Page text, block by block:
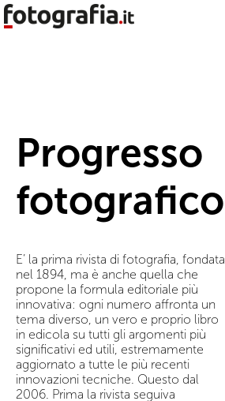
Progresso
fotografico
E’ la prima rivista di fotografia, fondata
nel 1894, ma è anche quella che
propone la formula editoriale più
innovativa: ogni numero affronta un
tema diverso, un vero e proprio libro
in edicola su tutti gli argomenti più
significativi ed utili, estremamente
aggiornato a tutte le più recenti
innovazioni tecniche. Questo dal
2006. Prima la rivista seguiva